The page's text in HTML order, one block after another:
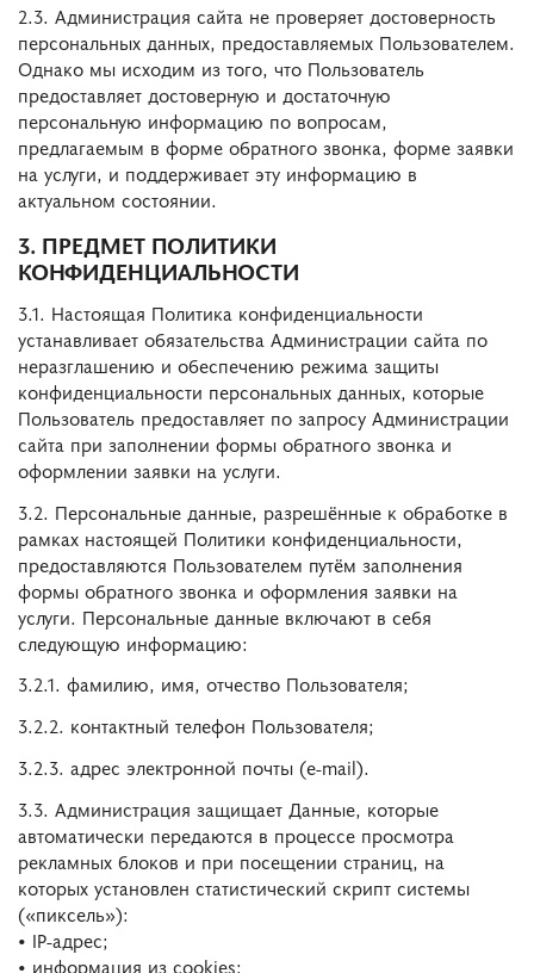
2.3. Администрация сайта не проверяет достоверность
персональных данных, предоставляемых Пользователем.
Однако мы исходим из того, что Пользователь
предоставляет достоверную и достаточную
персональную информацию по вопросам,
предлагаемым в форме обратного звонка, форме заявки
на услуги, и поддерживает эту информацию в
актуальном состоянии.
3. ПРЕДМЕТ ПОЛИТИКИ
КОНФИДЕНЦИАЛЬНОСТИ
3.1. Настоящая Политика конфиденциальности
устанавливает обязательства Администрации сайта по
неразглашению и обеспечению режима защиты
конфиденциальности персональных данных, которые
Пользователь предоставляет по запросу Администрации
сайта при заполнении формы обратного звонка и
оформлении заявки на услуги.
3.2. Персональные данные, разрешённые к обработке в
рамках настоящей Политики конфиденциальности,
предоставляются Пользователем путём заполнения
формы обратного звонка и оформления заявки на
услуги. Персональные данные включают в себя
следующую информацию:
3.2.1. фамилию, имя, отчество Пользователя;
3.2.2. контактный телефон Пользователя;
3.2.3. адрес электронной почты (e-mail).
3.3. Администрация защищает Данные, которые
автоматически передаются в процессе просмотра
рекламных блоков и при посещении страниц, на
которых установлен статистический скрипт системы
(«пиксель»):
• IP-адрес;
• информация из cookies;